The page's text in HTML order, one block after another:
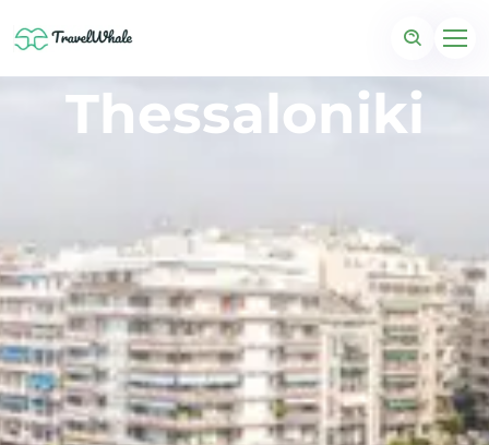
Thessaloniki